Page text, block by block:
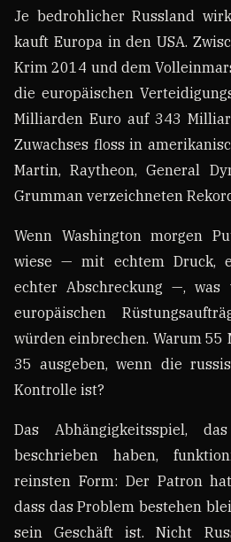
Je bedrohlicher Russland
kauft Europa in den USA.
Krim 2014 und dem
die europäischen
Milliarden Euro auf 343
Zuwachses floss in
Martin, Raytheon, General
Grumman verzeichneten
Wenn Washington morgen
wiese — mit echtem Druck,
echter Abschreckung —,
europäischen
würden einbrechen. Warum
35 ausgeben, wenn die
Kontrolle ist?
Das Abhängigkeitsspiel,
beschrieben haben,
reinsten Form: Der Patron
dass das Problem bestehen
sein Geschäft ist. Nicht